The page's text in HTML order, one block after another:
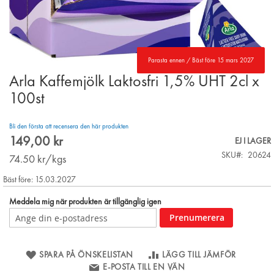
Parasta ennen / Bäst före 15 mars 2027
Skip
to
the
of
the
gallery
Arla Kaffemjölk Laktosfri 1,5% UHT 2cl x
100st
Bli den första att recensera den här produkten
149,00 kr
74.50 kr/kgs
EJ I LAGER
SKU
20624
Bäst före: 15.03.2027
Meddela mig när produkten är tillgänglig igen
Prenumerera
SPARA PÅ ÖNSKELISTAN
LÄGG TILL JÄMFÖR
E-POSTA TILL EN VÄN